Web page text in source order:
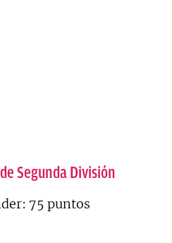
Segunda División
75 puntos